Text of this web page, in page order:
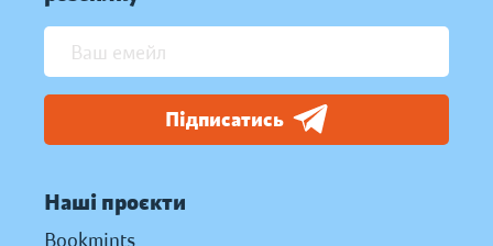
Підписатись
Наші проєкти
Bookmints